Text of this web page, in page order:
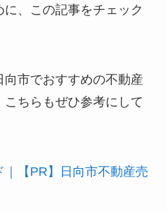
、この記事をチェック
向市でおすすめの不動産
ちらもぜひ参考にして
｜【PR】日向市不動産売